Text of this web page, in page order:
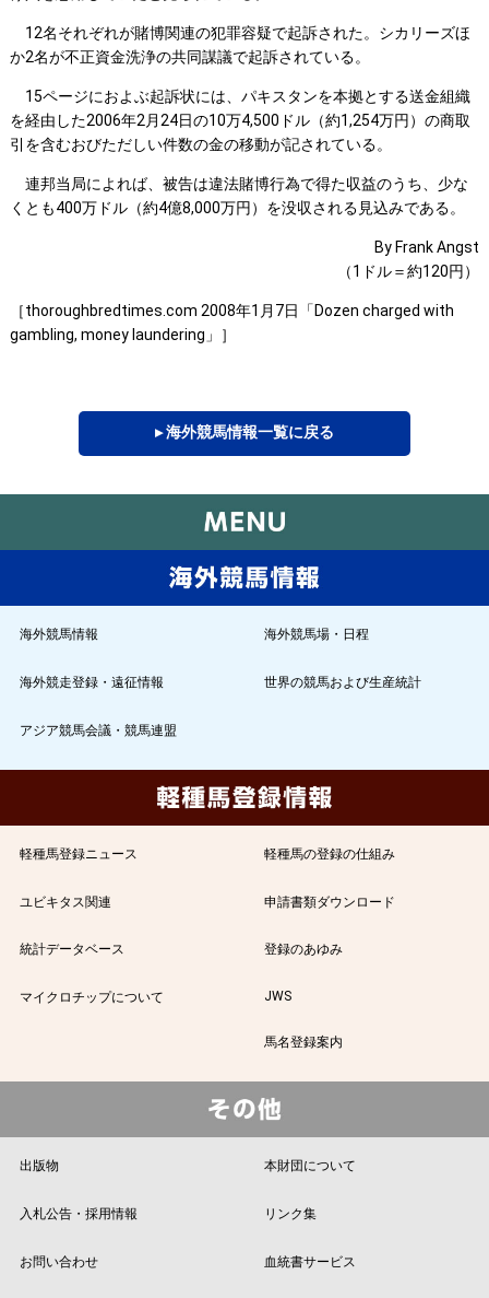
12名それぞれが賭博関連の犯罪容疑で起訴された。シカリーズほ
か2名が不正資金洗浄の共同謀議で起訴されている。
15ページにおよぶ起訴状には、パキスタンを本拠とする送金組織
を経由した2006年2月24日の10万4,500ドル（約1,254万円）の商取
引を含むおびただしい件数の金の移動が記されている。
連邦当局によれば、被告は違法賭博行為で得た収益のうち、少な
くとも400万ドル（約4億8,000万円）を没収される見込みである。
By Frank Angst
（1ドル＝約120円）
［thoroughbredtimes.com 2008年1月7日「Dozen charged with
gambling, money laundering」］
▸ 海外競馬情報一覧に戻る
海外競馬情報 海外競馬場・日程
海外競走登録・遠征情報 世界の競馬および生産統計
アジア競馬会議・競馬連盟
軽種馬登録ニュース 軽種馬の登録の仕組み
ユビキタス関連 申請書類ダウンロード
統計データベース 登録のあゆみ
マイクロチップについて JWS
馬名登録案内
出版物 本財団について
入札公告・採用情報 リンク集
お問い合わせ 血統書サービス